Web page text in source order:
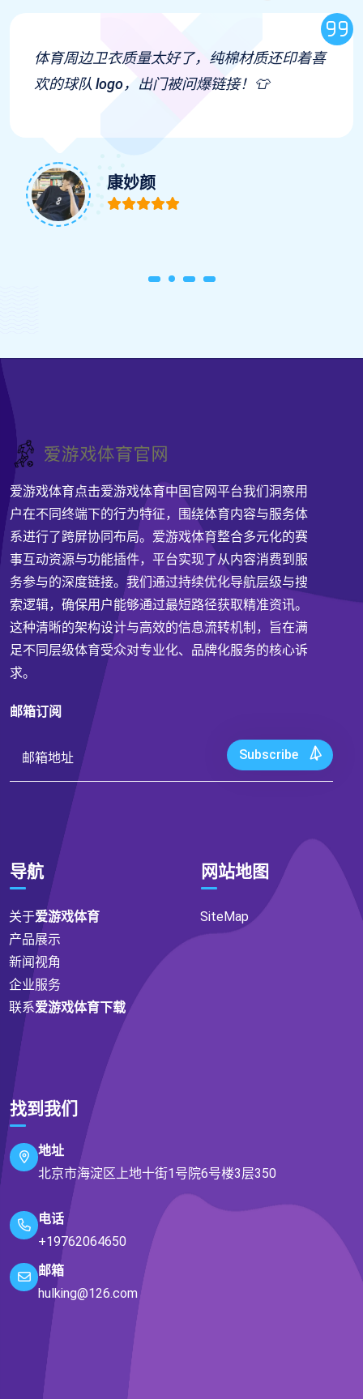
体育周边卫衣质量太好了，纯棉材质还印着喜
欢的球队 logo，出门被问爆链接！👕
康妙颜
爱游戏体育点击爱游戏体育中国官网平台我们洞察用
户在不同终端下的行为特征，围绕体育内容与服务体
系进行了跨屏协同布局。爱游戏体育整合多元化的赛
事互动资源与功能插件，平台实现了从内容消费到服
务参与的深度链接。我们通过持续优化导航层级与搜
索逻辑，确保用户能够通过最短路径获取精准资讯。
这种清晰的架构设计与高效的信息流转机制，旨在满
足不同层级体育受众对专业化、品牌化服务的核心诉
求。
邮箱订阅
Subscribe
导航
关于爱游戏体育
产品展示
新闻视角
企业服务
联系爱游戏体育下载
网站地图
SiteMap
找到我们
地址
北京市海淀区上地十街1号院6号楼3层350
电话
+19762064650
邮箱
hulking@126.com